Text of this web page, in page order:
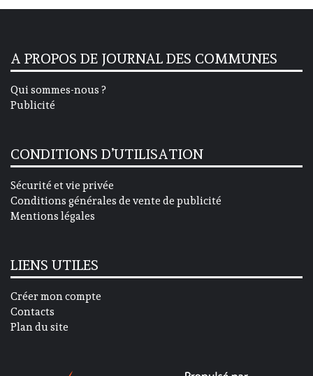
A PROPOS DE JOURNAL DES COMMUNES
Qui sommes-nous ?
Publicité
CONDITIONS D’UTILISATION
Sécurité et vie privée
Conditions générales de vente de publicité
Mentions légales
LIENS UTILES
Créer mon compte
Contacts
Plan du site